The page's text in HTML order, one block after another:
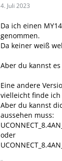
4. Juli 2023
Da ich einen
genommen.
Da keiner weiß
Aber du kannst
Eine andere
vielleicht finde
Aber du kannst
aussehen muss:
oder